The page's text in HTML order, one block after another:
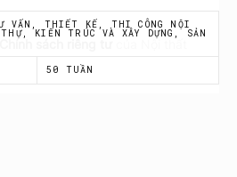
VẤN, THIẾT KẾ, THI CÔNG NỘI
KIẾN TRÚC VÀ XÂY DỰNG, SẢN
50 TUẦN